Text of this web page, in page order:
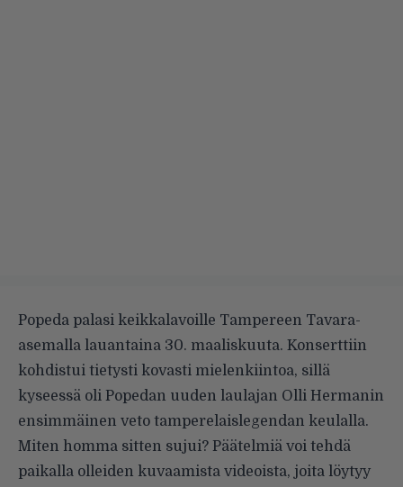
Popeda palasi keikkalavoille Tampereen Tavara-
asemalla lauantaina 30. maaliskuuta. Konserttiin
kohdistui tietysti kovasti mielenkiintoa, sillä
kyseessä oli Popedan uuden laulajan Olli Hermanin
ensimmäinen veto tamperelaislegendan keulalla.
Miten homma sitten sujui? Päätelmiä voi tehdä
paikalla olleiden kuvaamista videoista, joita löytyy